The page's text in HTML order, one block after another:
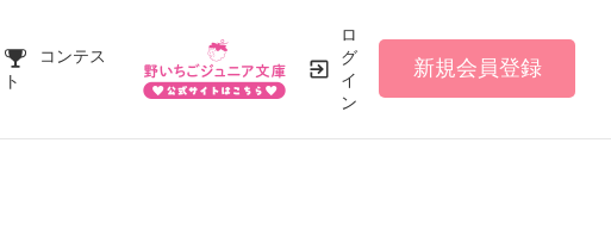
コンテス
ト
ロ
グ
イ
ン
新規会員登録